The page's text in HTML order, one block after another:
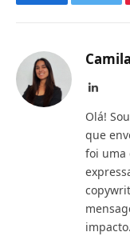
Facebook
Olá!
que
foi uma